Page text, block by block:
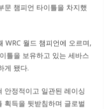
문 챔피언 타이틀을 차지했
WRC 월드 챔피언에 오르며,
틀을 보유하고 있는 세바스
게 됐다.
안정적이고 일관된 레이싱
획득을 뒷받침하며 글로벌